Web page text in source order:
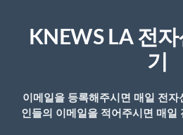
KNEWS LA 전
기
이메일을 등록해주시면 매일 전
인들의 이메일을 적어주시면 매일